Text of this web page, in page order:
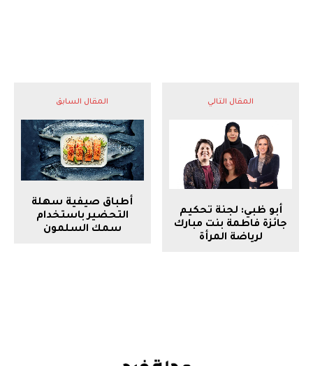
المقال السابق
أطباق صيفية سهلة
التحضير باستخدام
سمك السلمون
المقال التالي
أبو ظبي: لجنة تحكيم
جائزة فاطمة بنت مبارك
لرياضة المرأة